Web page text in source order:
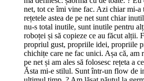
net, tot ce îmi vine fac. Azi chiar mi-a
rețetele astea de pe net sunt chiar
nu-s total inutile, sunt inutile pentru
roboței și să copieze ce au făcut alții.
propriul gust, propriile idei, propriile
chichițe care ne fac unici. Așa că, am
pe net și am ales să folosesc rețeta a
Ăsta mi-e stilul. Sunt într-un flow de